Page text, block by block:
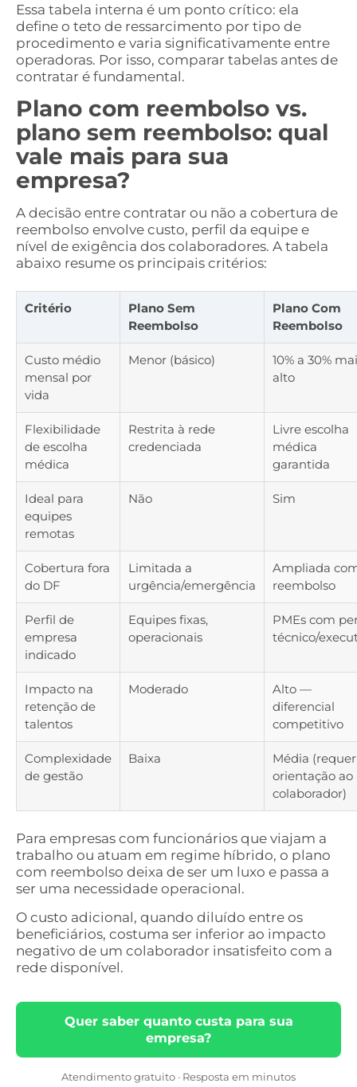
Essa tabela interna é um ponto crítico: ela
define o teto de ressarcimento por tipo de
procedimento e varia significativamente entre
operadoras. Por isso, comparar tabelas antes de
contratar é fundamental.
Plano com reembolso vs.
plano sem reembolso: qual
vale mais para sua
empresa?
A decisão entre contratar ou não a cobertura de
reembolso envolve custo, perfil da equipe e
nível de exigência dos colaboradores. A tabela
abaixo resume os principais critérios:
Critério
Plano Sem
Reembolso
Plano Com
Reembolso
Custo médio
mensal por
vida
Menor (básico)
10% a 30%
alto
Flexibilidade
de escolha
médica
Restrita à rede
credenciada
Livre escolha
médica
garantida
Ideal para
equipes
remotas
Não Sim
Cobertura fora
do DF
Limitada a
urgência/emergência
Ampliada
reembolso
Perfil de
empresa
indicado
Equipes fixas,
operacionais
PMEs com
técnico/
Impacto na
retenção de
talentos
Moderado
Alto —
diferencial
competitivo
Complexidade
de gestão
Baixa
Média (requer
orientação ao
colaborador)
Para empresas com funcionários que viajam a
trabalho ou atuam em regime híbrido, o plano
com reembolso deixa de ser um luxo e passa a
ser uma necessidade operacional.
O custo adicional, quando diluído entre os
beneficiários, costuma ser inferior ao impacto
negativo de um colaborador insatisfeito com a
rede disponível.
Quer saber quanto custa para sua
empresa?
Atendimento gratuito · Resposta em minutos